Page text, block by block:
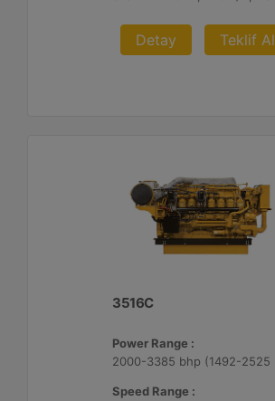
Detay Teklif Al
3516C
Power Range :
Speed Range :